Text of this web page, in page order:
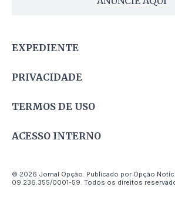
EXPEDIENTE
PRIVACIDADE
TERMOS DE USO
ACESSO INTERNO
© 2026 Jornal Opção. Publicado por Opção
09.236.355/0001-59. Todos os direitos